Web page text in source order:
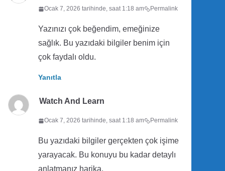
Ocak 7, 2026 tarihinde, saat 1:18 am Permalink
Yazınızı çok beğendim, emeğinize
sağlık. Bu yazıdaki bilgiler benim için
çok faydalı oldu.
Yanıtla
Watch And Learn
Ocak 7, 2026 tarihinde, saat 1:18 am Permalink
Bu yazıdaki bilgiler gerçekten çok işime
yarayacak. Bu konuyu bu kadar detaylı
anlatmanız harika.